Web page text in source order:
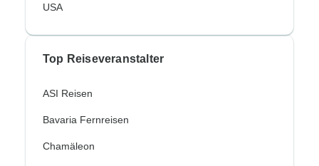
USA
Top Reiseveranstalter
ASI Reisen
Bavaria Fernreisen
Chamäleon